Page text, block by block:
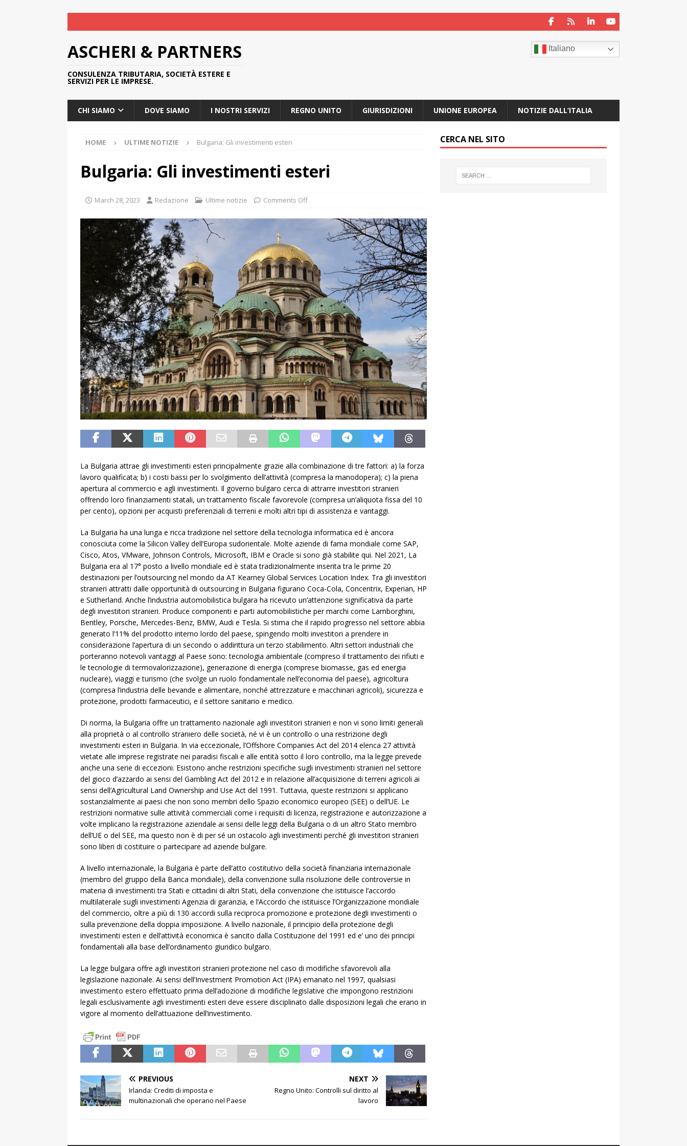
ASCHERI & PARTNERS
CONSULENZA TRIBUTARIA, SOCIETÀ ESTERE E
SERVIZI PER LE IMPRESE.
Italiano
CHI SIAMO DOVE SIAMO I NOSTRI SERVIZI REGNO UNITO GIURISDIZIONI UNIONE EUROPEA NOTIZIE DALL’ITALIA
HOME ULTIME NOTIZIE Bulgaria: Gli investimenti esteri
Bulgaria: Gli investimenti esteri
March 28, 2023 Redazione Ultime notizie Comments Off
La Bulgaria attrae gli investimenti esteri principalmente grazie alla combinazione di tre fattori: a) la forza
lavoro qualificata; b) i costi bassi per lo svolgimento dell’attività (compresa la manodopera); c) la piena
apertura al commercio e agli investimenti. Il governo bulgaro cerca di attrarre investitori stranieri
offrendo loro finanziamenti statali, un trattamento fiscale favorevole (compresa un’aliquota fissa del 10
per cento), opzioni per acquisti preferenziali di terreni e molti altri tipi di assistenza e vantaggi.
La Bulgaria ha una lunga e ricca tradizione nel settore della tecnologia informatica ed è ancora
conosciuta come la Silicon Valley dell’Europa sudorientale. Molte aziende di fama mondiale come SAP,
Cisco, Atos, VMware, Johnson Controls, Microsoft, IBM e Oracle si sono già stabilite qui. Nel 2021, La
Bulgaria era al 17° posto a livello mondiale ed è stata tradizionalmente inserita tra le prime 20
destinazioni per l’outsourcing nel mondo da AT Kearney Global Services Location Index. Tra gli investitori
stranieri attratti dalle opportunità di outsourcing in Bulgaria figurano Coca-Cola, Concentrix, Experian, HP
e Sutherland. Anche l’industria automobilistica bulgara ha ricevuto un’attenzione significativa da parte
degli investitori stranieri. Produce componenti e parti automobilistiche per marchi come Lamborghini,
Bentley, Porsche, Mercedes-Benz, BMW, Audi e Tesla. Si stima che il rapido progresso nel settore abbia
generato l’11% del prodotto interno lordo del paese, spingendo molti investitori a prendere in
considerazione l’apertura di un secondo o addirittura un terzo stabilimento. Altri settori industriali che
porteranno notevoli vantaggi al Paese sono: tecnologia ambientale (compreso il trattamento dei rifiuti e
le tecnologie di termovalorizzazione), generazione di energia (comprese biomasse, gas ed energia
nucleare), viaggi e turismo (che svolge un ruolo fondamentale nell’economia del paese), agricoltura
(compresa l’industria delle bevande e alimentare, nonché attrezzature e macchinari agricoli), sicurezza e
protezione, prodotti farmaceutici, e il settore sanitario e medico.
Di norma, la Bulgaria offre un trattamento nazionale agli investitori stranieri e non vi sono limiti generali
alla proprietà o al controllo straniero delle società, né vi è un controllo o una restrizione degli
investimenti esteri in Bulgaria. In via eccezionale, l’Offshore Companies Act del 2014 elenca 27 attività
vietate alle imprese registrate nei paradisi fiscali e alle entità sotto il loro controllo, ma la legge prevede
anche una serie di eccezioni. Esistono anche restrizioni specifiche sugli investimenti stranieri nel settore
del gioco d’azzardo ai sensi del Gambling Act del 2012 e in relazione all’acquisizione di terreni agricoli ai
sensi dell’Agricultural Land Ownership and Use Act del 1991. Tuttavia, queste restrizioni si applicano
sostanzialmente ai paesi che non sono membri dello Spazio economico europeo (SEE) o dell’UE. Le
restrizioni normative sulle attività commerciali come i requisiti di licenza, registrazione e autorizzazione a
volte implicano la registrazione aziendale ai sensi delle leggi della Bulgaria o di un altro Stato membro
dell’UE o del SEE, ma questo non è di per sé un ostacolo agli investimenti perché gli investitori stranieri
sono liberi di costituire o partecipare ad aziende bulgare.
A livello internazionale, la Bulgaria è parte dell’atto costitutivo della società finanziaria internazionale
(membro del gruppo della Banca mondiale), della convenzione sulla risoluzione delle controversie in
materia di investimenti tra Stati e cittadini di altri Stati, della convenzione che istituisce l’accordo
multilaterale sugli investimenti Agenzia di garanzia, e l’Accordo che istituisce l’Organizzazione mondiale
del commercio, oltre a più di 130 accordi sulla reciproca promozione e protezione degli investimenti o
sulla prevenzione della doppia imposizione. A livello nazionale, il principio della protezione degli
investimenti esteri e dell’attività economica è sancito dalla Costituzione del 1991 ed e’ uno dei principi
fondamentali alla base dell’ordinamento giuridico bulgaro.
La legge bulgara offre agli investitori stranieri protezione nel caso di modifiche sfavorevoli alla
legislazione nazionale. Ai sensi dell’Investment Promotion Act (IPA) emanato nel 1997, qualsiasi
investimento estero effettuato prima dell’adozione di modifiche legislative che impongono restrizioni
legali esclusivamente agli investimenti esteri deve essere disciplinato dalle disposizioni legali che erano in
vigore al momento dell’attuazione dell’investimento.
PREVIOUS
Irlanda: Crediti di imposta e
multinazionali che operano nel Paese
NEXT
Regno Unito: Controlli sul diritto al
lavoro
CERCA NEL SITO